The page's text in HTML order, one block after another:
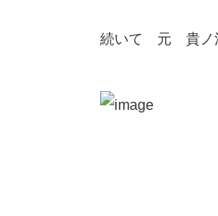
続いて 元 貴ノ